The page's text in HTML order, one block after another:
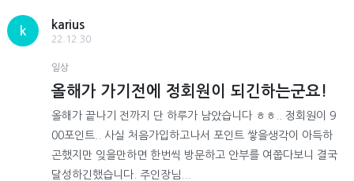
k
karius
22.12.30
일상
올해가 가기전에 정회원이 되긴하는군요!
올해가 끝나기 전까지 단 하루가 남았습니다 ㅎㅎ.. 정회원이 9
00포인트.. 사실 처음가입하고나서 포인트 쌓을생각이 아득하
곤했지만 잊을만하면 한번씩 방문하고 안부를 여쭙다보니 결국
달성하긴했습니다. 주인장님...